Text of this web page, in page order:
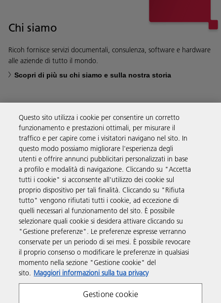
Chi siamo
Ricoh fornisce servizi documentali, consulenza, software e hardware
alle aziende di tutto il mondo.
Scopri di più su chi siamo e sulla nostra storia
Soluzioni
Prodotti e servizi
Supporto
Link utili
Seguici sui social
Questo sito utilizza i cookie per consentire un corretto
funzionamento e prestazioni ottimali, per misurare il
traffico e per capire come i visitatori navigano nel sito. In
questo modo possiamo migliorare l'esperienza degli
utenti e offrire annunci pubblicitari personalizzati in base
a profilo e modalità di navigazione. Cliccando su "Accetta
tutti i cookie" si acconsente all'utilizzo dei cookie sul
proprio dispositivo per tali finalità. Cliccando su "Rifiuta
tutto" vengono rifiutati tutti i cookie, ad eccezione di
quelli necessari al funzionamento del sito. È possibile
selezionare quali cookie si desidera attivare cliccando su
"Gestione preferenze". Le preferenze espresse verranno
conservate per un periodo di sei mesi. È possibile revocare
il proprio consenso o modificare le preferenze in qualsiasi
momento nella sezione "Gestione cookie" del
sito. Maggiori informazioni sulla tua privacy
Gestione cookie